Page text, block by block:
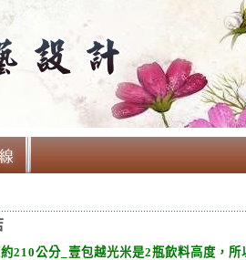
210公分_ 壹包越光米是2瓶飲料高度，所